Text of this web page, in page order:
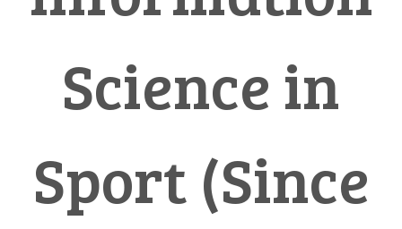
Science in
Sport (Since